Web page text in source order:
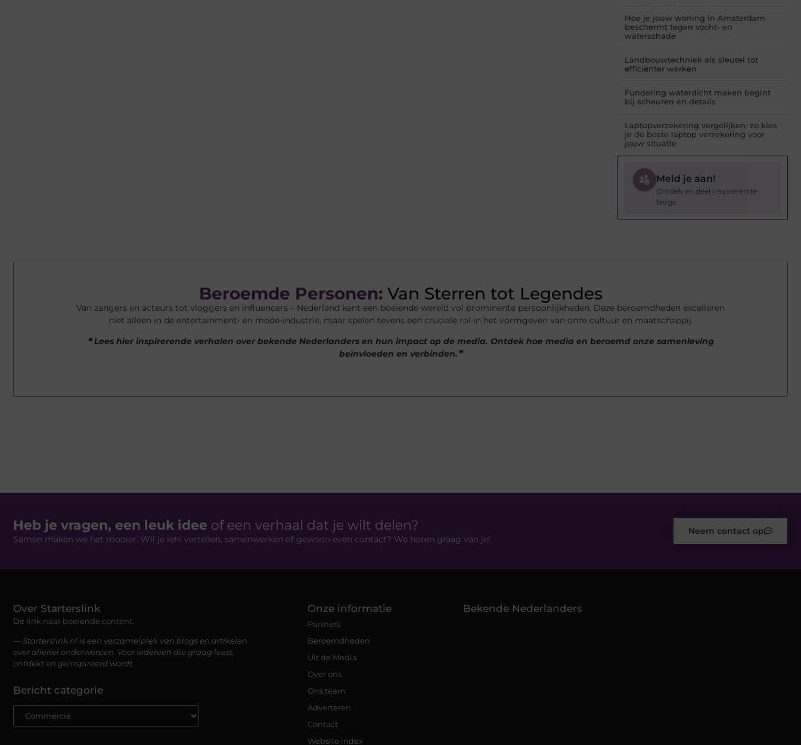
Hoe je jouw woning in Amsterdam
beschermt tegen vocht- en
waterschade
Landbouwtechniek als sleutel tot
efficiënter werken
Fundering waterdicht maken begint
bij scheuren en details
Laptopverzekering vergelijken: zo kies
je de beste laptop verzekering voor
jouw situatie
Meld je aan!
Ontdek en deel inspirerende
blogs.
Beroemde Personen: Van Sterren tot Legendes
Van zangers en acteurs tot vloggers en influencers – Nederland kent een boeiende wereld vol prominente persoonlijkheden. Deze beroemdheden excelleren
niet alleen in de entertainment- en mode-industrie, maar spelen tevens een cruciale rol in het vormgeven van onze cultuur en maatschappij.
❝ Lees hier inspirerende verhalen over bekende Nederlanders en hun impact op de media. Ontdek hoe media en beroemd onze samenleving
beïnvloeden en verbinden.❞
Heb je vragen, een leuk idee of een verhaal dat je wilt delen?
Samen maken we het mooier. Wil je iets vertellen, samenwerken of gewoon even contact? We horen graag van je!
Neem contact op
Over Starterslink
De link naar boeiende content.
— Starterslink.nl is een verzamelplek van blogs en artikelen
over allerlei onderwerpen. Voor iedereen die graag leest,
ontdekt en geïnspireerd wordt.
Bericht categorie
Onze informatie
Partners
Beroemdheden
Uit de Media
Over ons
Ons team
Adverteren
Contact
Website index
Bekende Nederlanders